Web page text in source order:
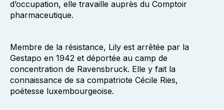
d’occupation, elle travaille auprès du Comptoir
pharmaceutique.
Membre de la résistance, Lily est arrêtée par la
Gestapo en 1942 et déportée au camp de
concentration de Ravensbruck. Elle y fait la
connaissance de sa compatriote Cécile Ries,
poétesse luxembourgeoise.